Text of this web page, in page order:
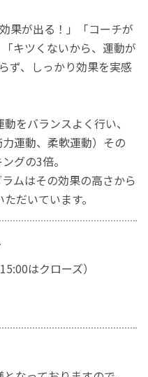
果が出る！」「コーチが
キツくないから、運動が
ず、しっかり効果を実感
をバランスよく行い、
力運動、柔軟運動）その
グの3倍。
ムはその効果の高さから
だいています。
はクローズ）